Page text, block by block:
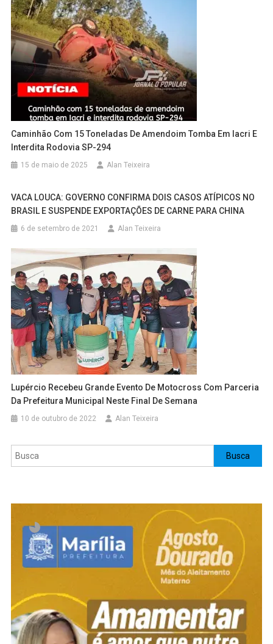
Caminhão Com 15 Toneladas De Amendoim Tomba Em Iacri E
Interdita Rodovia SP-294
15 de maio de 2025 Alan Teixeira
VACA LOUCA: GOVERNO CONFIRMA DOIS CASOS ATÍPICOS NO
BRASIL E SUSPENDE EXPORTAÇÕES DE CARNE PARA CHINA
6 de setembro de 2021 Alan Teixeira
Lupércio Recebeu Grande Evento De Motocross Com Parceria
Da Prefeitura Municipal Neste Final De Semana
10 de outubro de 2022 Alan Teixeira
Pesquisar Busca